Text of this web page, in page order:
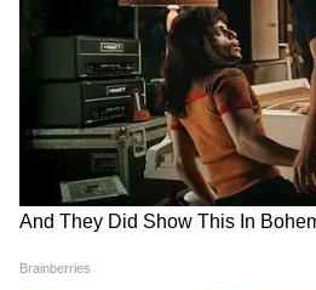
CJP के अंदर हो गई कलह,
के ही खिलाफ हो गए कई लोग!